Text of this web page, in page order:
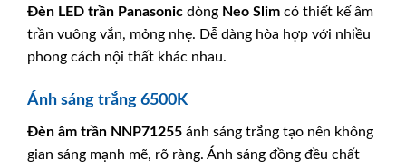
Đèn LED trần Panasonic dòng Neo Slim có thiết kế âm
trần vuông vắn, mỏng nhẹ. Dễ dàng hòa hợp với nhiều
phong cách nội thất khác nhau.
Ánh sáng trắng 6500K
Đèn âm trần NNP71255 ánh sáng trắng tạo nên không
gian sáng mạnh mẽ, rõ ràng. Ánh sáng đồng đều chất